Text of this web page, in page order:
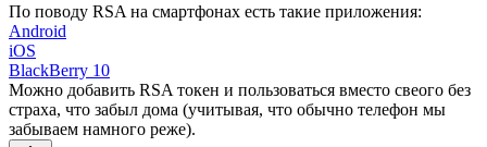
По поводу RSA на смартфонах есть такие приложения:
Android
iOS
BlackBerry 10
Можно добавить RSA токен и пользоваться вместо свеого без
страха, что забыл дома (учитывая, что обычно телефон мы
забываем намного реже).